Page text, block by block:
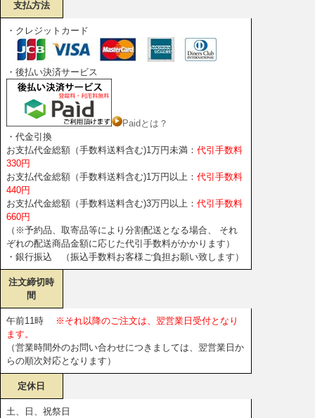
支払方法
・クレジットカード
・後払い決済サービス
Paidとは？
・代金引換
お支払代金総額（手数料送料含む)1万円未満： 代引手数料
330円
お支払代金総額（手数料送料含む)1万円以上： 代引手数料
440円
お支払代金総額（手数料送料含む)3万円以上： 代引手数料
660円
（※予約品、取寄品等により分割配送となる場合、 それ
ぞれの配送商品金額に応じた代引手数料がかかります）
・銀行振込 （振込手数料お客様ご負担お願い致します）
注文締切時
間
午前11時
※それ以降のご注文は、翌営業日受付となり
ます。
（営業時間外のお問い合わせにつきましては、翌営業日か
らの順次対応となります）
定休日
土、日、祝祭日